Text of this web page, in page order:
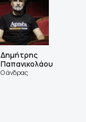
Δημήτρης
Παπανικολάου
Ο άνδρας